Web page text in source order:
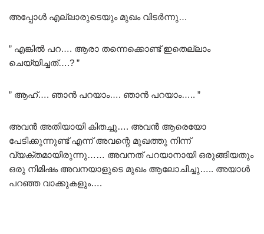
അപ്പോൾ എല്ലാരുടെയും മുഖം വിടർന്നു…
” എങ്കിൽ പറ…. ആരാ തന്നെക്കൊണ്ട് ഇതെല്ലാം
ചെയ്യിച്ചത്….? ”
” ആഹ്…. ഞാൻ പറയാം…. ഞാൻ പറയാം….. ”
അവൻ അതിയായി കിതച്ചു…. അവൻ ആരെയോ
പേടിക്കുന്നുണ്ട് എന്ന് അവന്റെ മുഖത്തു നിന്ന്
വ്യക്തമായിരുന്നു…… അവനത് പറയാനായി ഒരുങ്ങിയതും
ഒരു നിമിഷം അവനയാളുടെ മുഖം ആലോചിച്ചു….. അയാൾ
പറഞ്ഞ വാക്കുകളും….